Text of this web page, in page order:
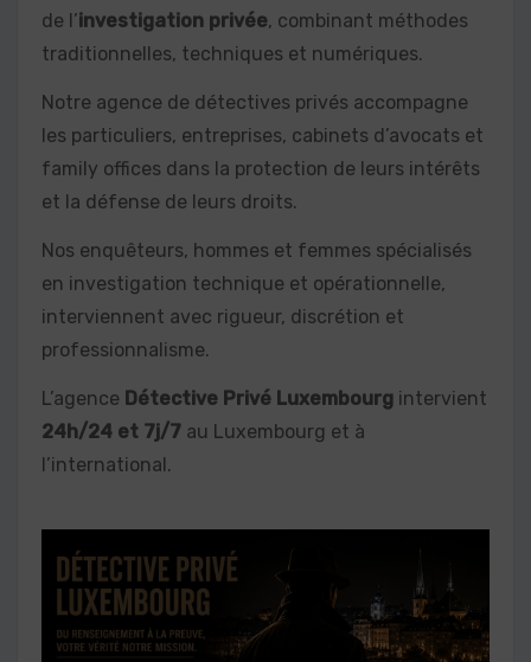
de l’ investigation privée, combinant méthodes
traditionnelles, techniques et numériques.
Notre agence de détectives privés accompagne
les particuliers, entreprises, cabinets d’avocats et
family offices dans la protection de leurs intérêts
et la défense de leurs droits.
Nos enquêteurs, hommes et femmes spécialisés
en investigation technique et opérationnelle,
interviennent avec rigueur, discrétion et
professionnalisme.
L’agence Détective Privé Luxembourg intervient
24h/24 et 7j/7 au Luxembourg et à
l’international.